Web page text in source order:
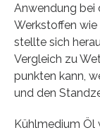
Anwendung bei
Werkstoffen
stellte sich
Vergleich zu
punkten kann,
und den
Kühlmedium Öl